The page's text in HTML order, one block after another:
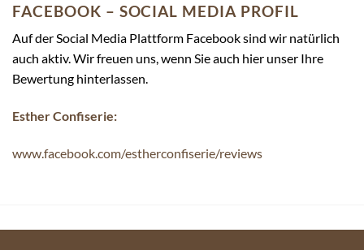
FACEBOOK – SOCIAL MEDIA PROFIL
Auf der Social Media Plattform Facebook sind wir natürlich
auch aktiv. Wir freuen uns, wenn Sie auch hier unser Ihre
Bewertung hinterlassen.
Esther Confiserie:
www.facebook.com/estherconfiserie/reviews